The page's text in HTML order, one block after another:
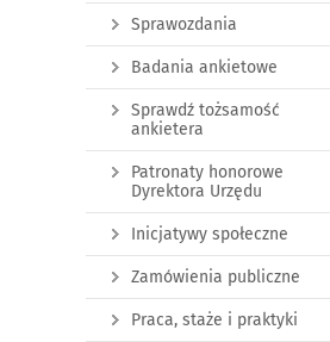
Sprawozdania
Badania ankietowe
Sprawdź tożsamość
ankietera
Patronaty honorowe
Dyrektora Urzędu
Inicjatywy społeczne
Zamówienia publiczne
Praca, staże i praktyki